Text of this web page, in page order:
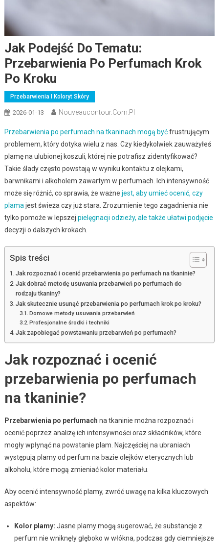
Jak Podejść Do Tematu:
Przebarwienia Po Perfumach Krok
Po Kroku
Przebarwienia I Koloryt Skóry
2026-01-13 Nouveaucontour.com.pl
Przebarwienia po perfumach na tkaninach mogą byćfrustrującym
problemem, który dotyka wielu z nas. Czy kiedykolwiek zauważyłeś
plamę na ulubionej koszuli, której nie potrafisz zidentyfikować?
Takie ślady często powstają w wyniku kontaktu z olejkami,
barwnikami i alkoholem zawartym w perfumach. Ich intensywność
może się różnić, co sprawia, że ważne jest, aby umieć ocenić, czy
plama jest świeża czy już stara. Zrozumienie tego zagadnienia nie
tylko pomoże w lepszej pielęgnacji odzieży, ale także ułatwi podjęcie
decyzji o dalszych krokach.
Spis treści
Jak rozpoznać i ocenić przebarwienia po perfumach na tkaninie?
Jak dobrać metodę usuwania przebarwień po perfumach do
rodzaju tkaniny?
Jak skutecznie usunąć przebarwienia po perfumach krok po kroku?
Domowe metody usuwania przebarwień
Profesjonalne środki i techniki
Jak zapobiegać powstawaniu przebarwień po perfumach?
Jak rozpoznać i ocenić
przebarwienia po perfumach
na tkaninie?
Przebarwienia po perfumach na tkaninie można rozpoznać i
ocenić poprzez analizę ich intensywności oraz składników, które
mogły wpłynąć na powstanie plam. Najczęściej na ubraniach
występują plamy od perfum na bazie olejków eterycznych lub
alkoholu, które mogą zmieniać kolor materiału.
Aby ocenić intensywność plamy, zwróć uwagę na kilka kluczowych
aspektów:
Kolor plamy: Jasne plamy mogą sugerować, że substancje z
perfum nie wniknęły głęboko w włókna, podczas gdy ciemniejsze